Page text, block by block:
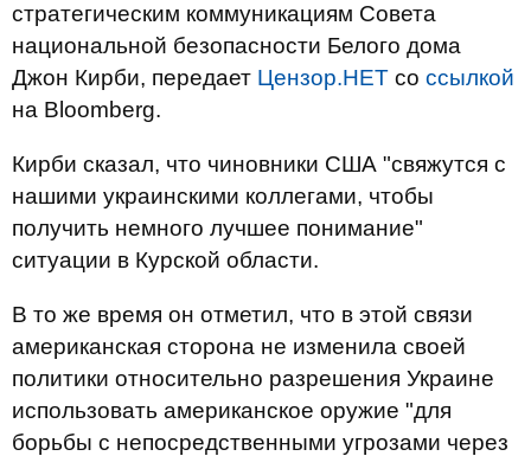
стратегическим коммуникациям Совета
национальной безопасности Белого дома
Джон Кирби, передает Цензор.НЕТ со ссылкой
на Bloomberg.
Кирби сказал, что чиновники США "свяжутся с
нашими украинскими коллегами, чтобы
получить немного лучшее понимание"
ситуации в Курской области.
В то же время он отметил, что в этой связи
американская сторона не изменила своей
политики относительно разрешения Украине
использовать американское оружие "для
борьбы с непосредственными угрозами через